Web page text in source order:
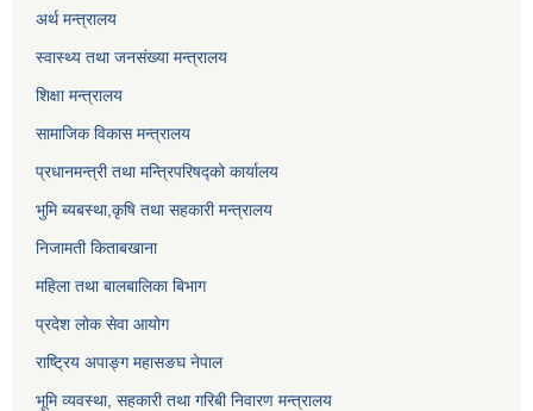
अर्थ मन्त्रालय
स्वास्थ्य तथा जनसंख्या मन्त्रालय
शिक्षा मन्त्रालय
सामाजिक विकास मन्त्रालय
प्रधानमन्त्री तथा मन्त्रिपरिषद्को कार्यालय
भुमि ब्यबस्था,कृषि तथा सहकारी मन्त्रालय
निजामती किताबखाना
महिला तथा बालबालिका बिभाग
प्रदेश लोक सेवा आयोग
राष्ट्रिय अपाङ्ग महासङघ नेपाल
भूमि व्यवस्था, सहकारी तथा गरिबी निवारण मन्त्रालय